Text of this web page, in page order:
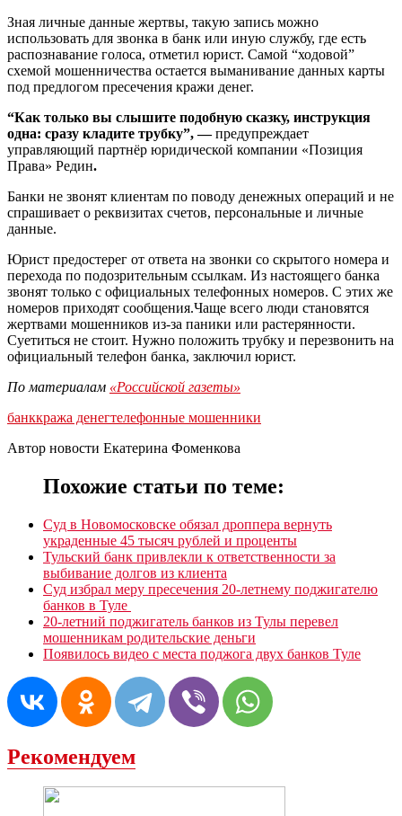
Зная личные данные жертвы, такую запись можно
использовать для звонка в банк или иную службу, где есть
распознавание голоса, отметил юрист. Самой “ходовой”
схемой мошенничества остается выманивание данных карты
под предлогом пресечения кражи денег.
“Как только вы слышите подобную сказку, инструкция
одна: сразу кладите трубку”, —предупреждает
управляющий партнёр юридической компании «Позиция
Права» Редин.
Банки не звонят клиентам по поводу денежных операций и не
спрашивает о реквизитах счетов, персональные и личные
данные.
Юрист предостерег от ответа на звонки со скрытого номера и
перехода по подозрительным ссылкам. Из настоящего банка
звонят только с официальных телефонных номеров. С этих же
номеров приходят сообщения.Чаще всего люди становятся
жертвами мошенников из-за паники или растерянности.
Суетиться не стоит. Нужно положить трубку и перезвонить на
официальный телефон банка, заключил юрист.
По материалам «Российской газеты»
банккража денегтелефонные мошенники
Автор новости Екатерина Фоменкова
Похожие статьи по теме:
Суд в Новомосковске обязал дроппера вернуть
украденные 45 тысяч рублей и проценты
Тульский банк привлекли к ответственности за
выбивание долгов из клиента
Суд избрал меру пресечения 20-летнему поджигателю
банков в Туле
20-летний поджигатель банков из Тулы перевел
мошенникам родительские деньги
Появилось видео с места поджога двух банков Туле
Рекомендуем